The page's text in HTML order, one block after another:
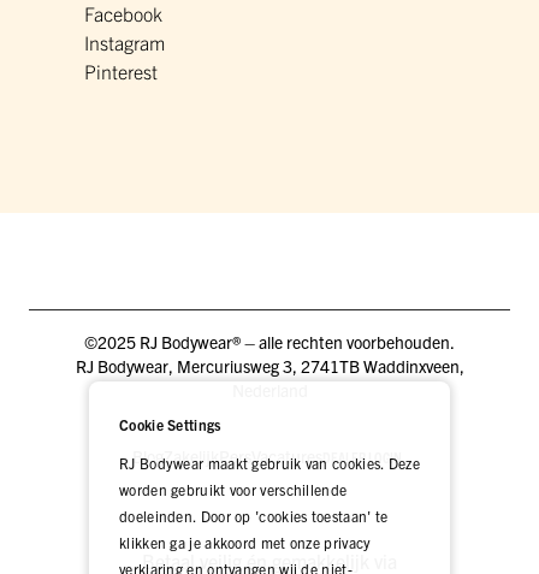
Facebook
Instagram
Pinterest
©2025 RJ Bodywear® – alle rechten voorbehouden.
RJ Bodywear, Mercuriusweg 3, 2741TB Waddinxveen,
BlogZakelijkPers VacaturesDEALER LOGIN
Betaal veilig én gemakkelijk via
Cookie Settings
RJ Bodywear maakt gebruik van cookies. Deze
worden gebruikt voor verschillende
doeleinden. Door op 'cookies toestaan' te
klikken ga je akkoord met onze privacy
verklaring en ontvangen wij de niet-